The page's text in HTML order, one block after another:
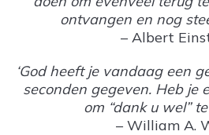
ontvangen en nog
– Albert
‘God heeft je vandaag een
seconden gegeven. Heb je
om “dank u wel”
– William A.